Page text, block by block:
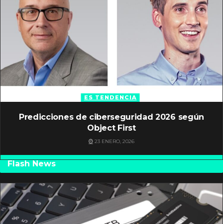
ES TENDENCIA
Predicciones de ciberseguridad 2026 según
Object First
23 ENERO, 2026
Flash News